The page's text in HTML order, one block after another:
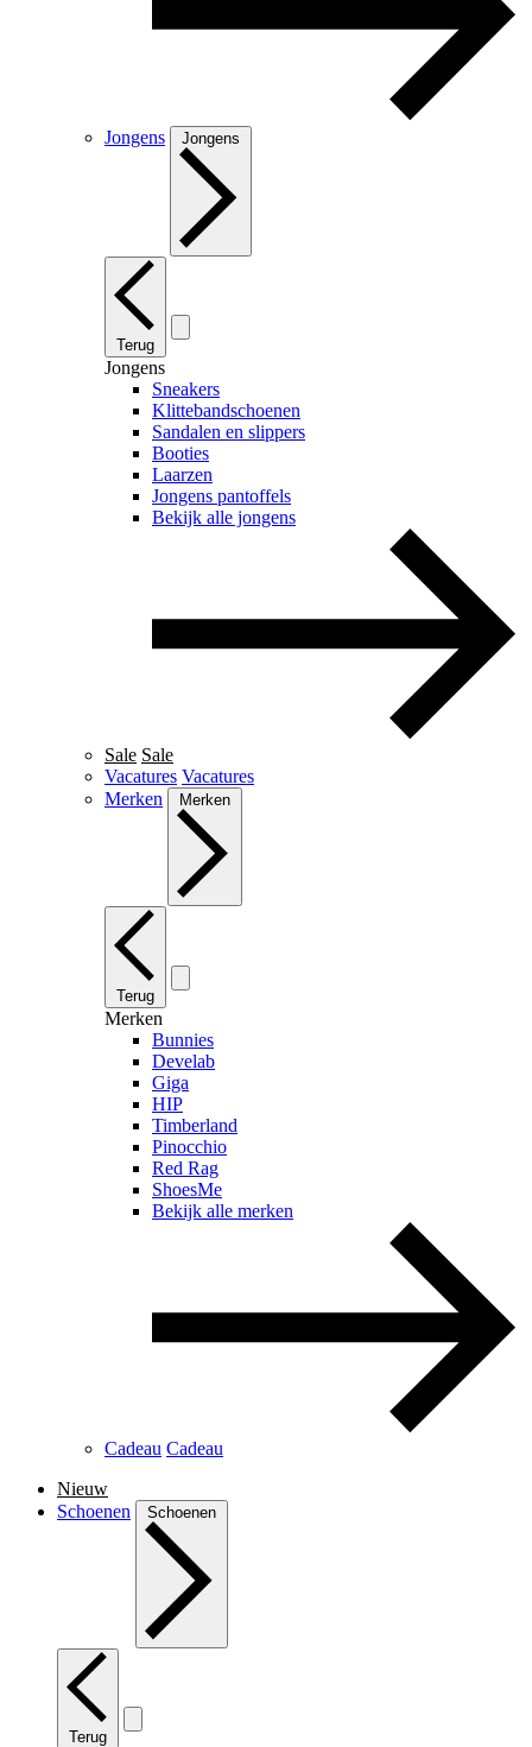
Jongens Jongens
Terug
Jongens
Sneakers
Klittebandschoenen
Sandalen en slippers
Booties
Laarzen
Jongens pantoffels
Bekijk alle jongens
Sale Sale
Vacatures Vacatures
Merken
Merken
Terug
Merken
Bunnies
Develab
Giga
HIP
Timberland
Pinocchio
Red Rag
ShoesMe
Bekijk alle merken
Cadeau Cadeau
Nieuw
Schoenen
Schoenen
Terug